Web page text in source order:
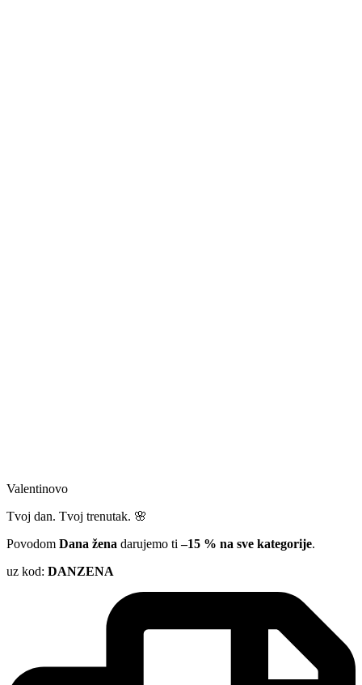
Valentinovo
Tvoj dan. Tvoj trenutak. 🌸
Povodom Dana žena darujemo ti–15 % na sve kategorije.
uz kod: DANZENA